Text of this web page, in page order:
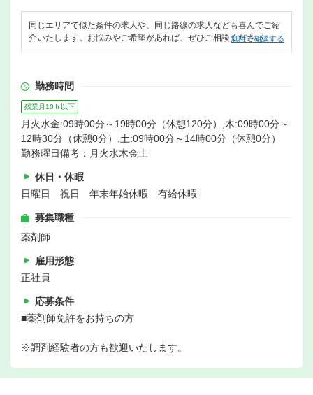
同じエリアで似た条件の求人や、同じ路線の求人なども喜んでご紹
介いたします。お悩みやご希望があれば、ぜひご相談ください。
無料で相談する
勤務時間
残業月10ｈ以下
月火水金:09時00分～19時00分（休憩120分）,木:09時00分～
12時30分（休憩0分）,土:09時00分～14時00分（休憩0分）
勤務曜日備考：月火水木金土
休日・休暇
日曜日 祝日 年末年始休暇 有給休暇
募集職種
薬剤師
雇用形態
正社員
応募条件
■薬剤師免許をお持ちの方
※調剤経験者の方も歓迎いたします。